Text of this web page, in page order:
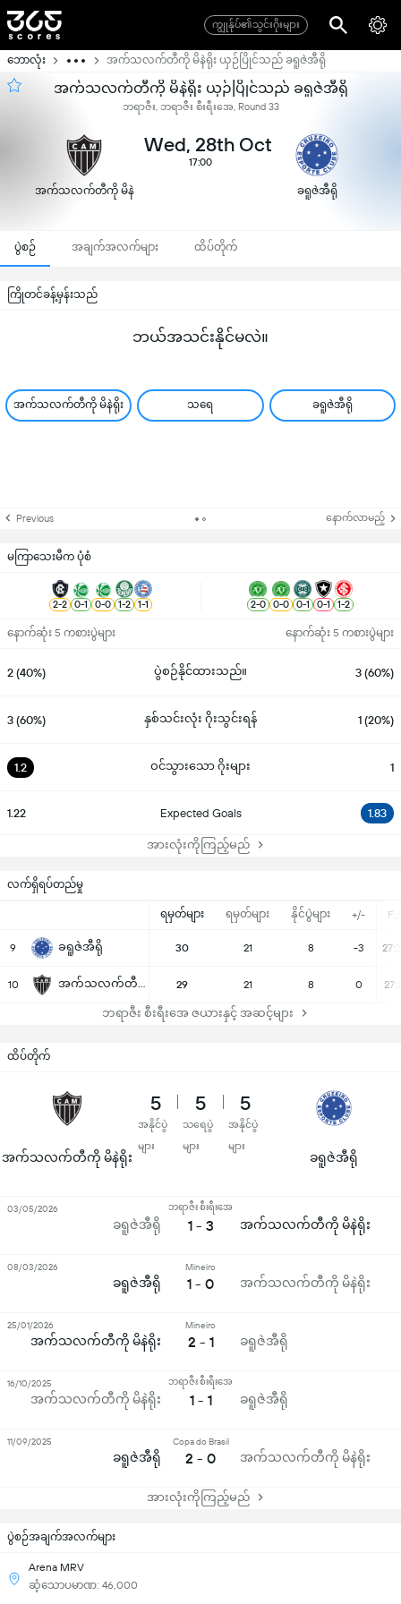
ကျွုန်ုပ်၏သွင်းဂိုးများ
ဘောလုံး အက်သလက်တီကို မိနဲရိုး ယှဉ်ပြိုင်သည် ခရူဇဲအီရို
အက်သလက်တီကို မိနဲရိုး ယှဉ်ပြိုင်သည် ခရူဇဲအီရို
ဘရာဇီး, ဘရာဇီး စီးရီးအေ, Round 33
အက်သလက်တီကို မိနဲ
Wed, 28th Oct
17:00
ခရူဇဲအီရို
ပွဲစဉ် အချက်အလက်များ ထိပ်တိုက်
ကြိုတင်ခန့်မှန်းသည်
ဘယ်အသင်းနိုင်မလဲ။
အက်သလက်တီကို မိနဲရိုး သရေ ခရူဇဲအီရို
Previous နောက်လာမည့်
မကြာသေးမီက ပုံစံ
2-2 0-1 0-0 1-2 1-1 2-0 0-0 0-1 0-1 1-2
နောက်ဆုံး 5 ကစားပွဲများ နောက်ဆုံး 5 ကစားပွဲများ
2 (40%) ပွဲစဉ်နိုင်ထားသည်။ 3 (60%)
3 (60%) နှစ်သင်းလုံး ဂိုးသွင်းရန် 1 (20%)
1.2 ဝင်သွားသော ဂိုးများ 1
1.22 Expected Goals 1.83
အားလုံးကိုကြည့်မည်
လက်ရှိရပ်တည်မှု
ရမှတ်များ ရမှတ်များ နိုင်ပွဲများ +/-
9 ခရူဇဲအီရို 30 21 8 -3
10 အက်သလက်တီကို မိနဲရိုး 29 21 8 0
ဘရာဇီး စီးရီးအေ ဇယားနှင့် အဆင့်များ
ပွဲစဉ်အချက်အလက်များ
Arena MRV
ဆံ့သောပမာဏ: 46,000
ထိပ်တိုက်
အက်သလက်တီကို မိနဲရိုး
5
အနိုင်ပွဲ
များ
5
သရေပွဲ
များ
5
အနိုင်ပွဲ
များ
ခရူဇဲအီရို
ခရူဇဲအီရို
ဘရာဇီး စီးရီးအေ
1 - 3 အက်သလက်တီကို မိနဲရိုး
03/05/2026
ခရူဇဲအီရို
Mineiro
1 - 0 အက်သလက်တီကို မိနဲရိုး
08/03/2026
အက်သလက်တီကို မိနဲရိုး
Mineiro
2 - 1 ခရူဇဲအီရို
25/01/2026
အက်သလက်တီကို မိနဲရိုး
ဘရာဇီး စီးရီးအေ
1 - 1 ခရူဇဲအီရို
16/10/2025
ခရူဇဲအီရို
Copa do Brasil
2 - 0 အက်သလက်တီကို မိနဲရိုး
11/09/2025
အားလုံးကိုကြည့်မည်